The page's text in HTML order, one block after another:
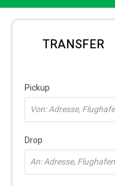
TRANSFER
Pickup
Von: Adresse,
Drop
An: Adresse,